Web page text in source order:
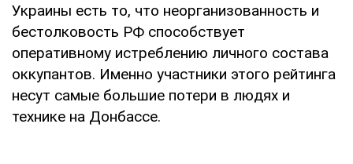
Украины есть то, что неорганизованность и
бестолковость РФ способствует
оперативному истреблению личного состава
оккупантов. Именно участники этого рейтинга
несут самые большие потери в людях и
технике на Донбассе.